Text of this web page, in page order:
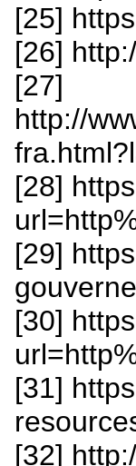
[25]
[26]
[27]
http://
[28]
[29]
[30]
[31]
[32]